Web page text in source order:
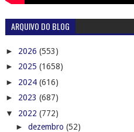
ARQUIVO DO BLOG
► 2026 (553)
► 2025 (1658)
► 2024 (616)
► 2023 (687)
▼ 2022 (772)
► dezembro (52)